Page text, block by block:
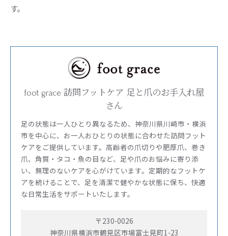
す。
foot grace 訪問フットケア 足と爪のお手入れ屋
さん
足の状態は一人ひとり異なるため、神奈川県川崎市・横浜
市を中心に、お一人おひとりの状態に合わせた訪問フット
ケアをご提供しています。高齢者の爪切りや肥厚爪、巻き
爪、角質・タコ・魚の目など、足や爪のお悩みに寄り添
い、無理のないケアを心がけています。定期的なフットケ
アを続けることで、足を清潔で健やかな状態に保ち、快適
な日常生活をサポートいたします。
〒230-0026
神奈川県横浜市鶴見区市場富士見町1-23